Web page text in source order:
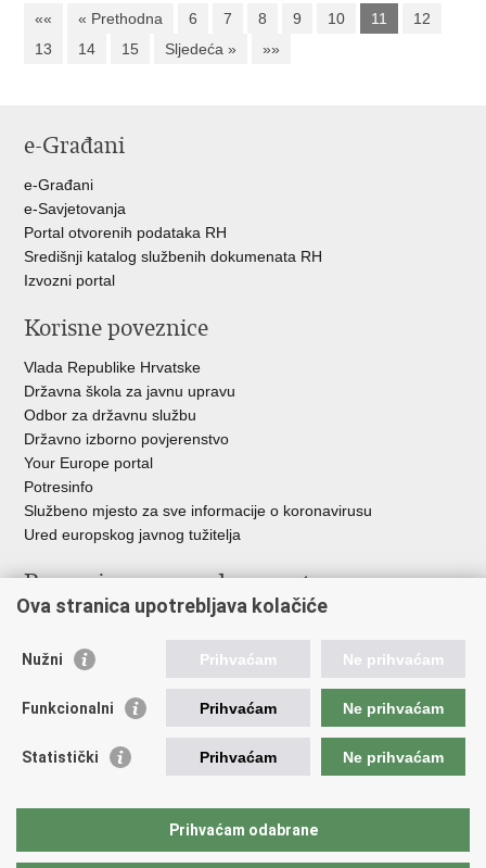
«« « Prethodna 6 7 8 9 10 11
12
13
14 15 Sljedeća » »»
e-Građani
e-Građani
e-Savjetovanja
Portal otvorenih podataka RH
Središnji katalog službenih dokumenata RH
Izvozni portal
Korisne poveznice
Vlada Republike Hrvatske
Državna škola za javnu upravu
Odbor za državnu službu
Državno izborno povjerenstvo
Your Europe portal
Potresinfo
Službeno mjesto za sve informacije o koronavirusu
Ured europskog javnog tužitelja
Poveznice pravosudnog sustava
Državno odvjetništvo
Ured za suzbijanje korupcije i organiziranog kriminaliteta
Državnoodvjetničko vijeće
Hrvatska odvjetnička komora
Europski pravosudni portal
Ova stranica upotrebljava kolačiće
Nužni Prihvaćam Ne prihvaćam
Funkcionalni Prihvaćam Ne prihvaćam
Statistički Prihvaćam Ne prihvaćam
Prihvaćam odabrane